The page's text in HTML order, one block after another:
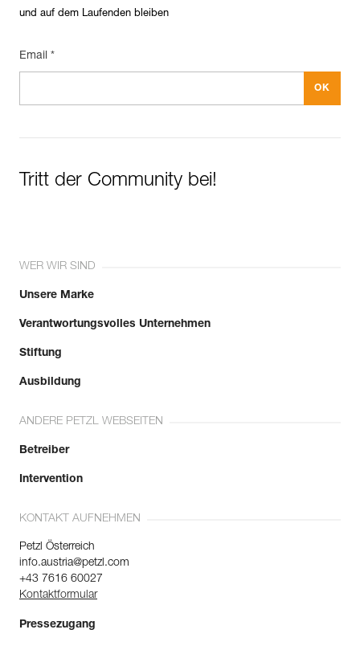
und auf dem Laufenden bleiben
Email *
Tritt der Community bei!
WER WIR SIND
Unsere Marke
Verantwortungsvolles Unternehmen
Stiftung
Ausbildung
ANDERE PETZL WEBSEITEN
Betreiber
Intervention
KONTAKT AUFNEHMEN
Petzl Österreich
info.austria@petzl.com
+43 7616 60027
Kontaktformular
Pressezugang